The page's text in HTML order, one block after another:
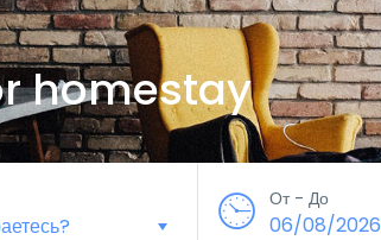
homestay
От - До
06/08/2026